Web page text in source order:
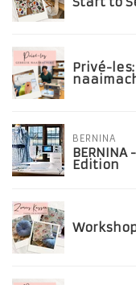
Privé-
BERNINA
Edition